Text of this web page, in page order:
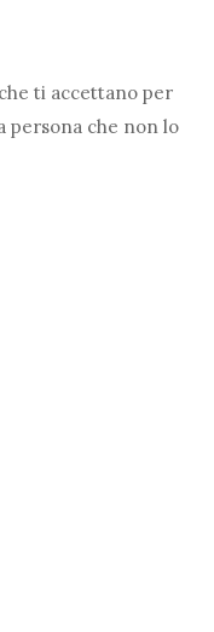
ti accettano per
persona che non lo